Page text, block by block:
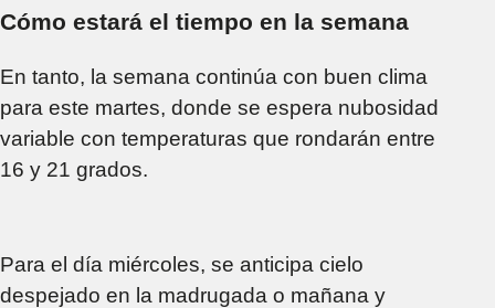
Cómo estará el tiempo en la semana
En tanto, la semana continúa con buen clima
para este martes, donde se espera nubosidad
variable con temperaturas que rondarán entre
16 y 21 grados.
Para el día miércoles, se anticipa cielo
despejado en la madrugada o mañana y